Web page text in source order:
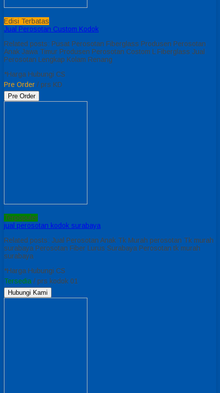
Edisi Terbatas
Jual Perosotan Custom Kodok
Related posts: Pusat Perosotan Fiberglass Produsen Perosotan
Anak Jawa Timur Produsen Perosotan Costom L Fiberglass Jual
Perosotan Lengkap Kolam Renang
*Harga Hubungi CS
Pre Order / prs KD
Pre Order
Terpopuler
jual perosotan kodok surabaya
Related posts: Jual Perosotan Anak Tk Murah perosotan Tk murah
surabaya Perosotan Fiber Lurus Surabaya Perosotan tk murah
surabaya
*Harga Hubungi CS
Tersedia / prs kodok 01
Hubungi Kami